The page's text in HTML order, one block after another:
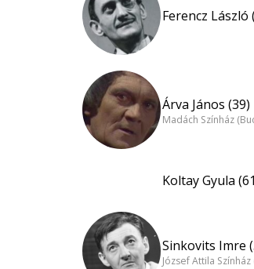
Ferencz László
Árva János (39)
Madách Színház
Koltay Gyula
Sinkovits Imre
József Attila